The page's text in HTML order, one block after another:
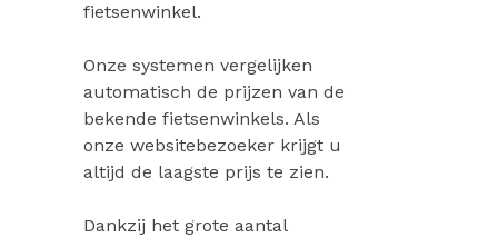
fietsenwinkel.
Onze systemen vergelijken
automatisch de prijzen van de
bekende fietsenwinkels. Als
onze websitebezoeker krijgt u
altijd de laagste prijs te zien.
Dankzij het grote aantal